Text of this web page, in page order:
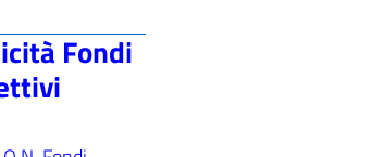
Fondi